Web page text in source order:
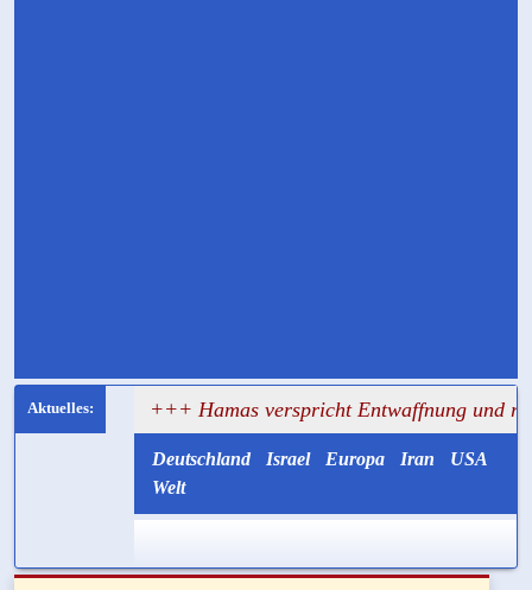
+++ Hamas verspricht Entwaffnung und ruft zugleich
Deutschland Israel Europa Iran
USA
Welt